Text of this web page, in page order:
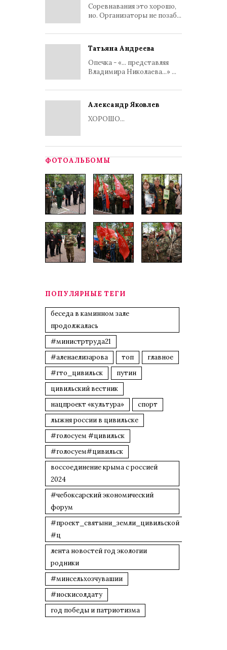
Соревнавания это хорошо,
но. Организаторы не позаб...
Татьяна Андреева
Опечка - «... представляя
Владимира Николаева...» ...
Александр Яковлев
ХОРОШО...
ФОТОАЛЬБОМЫ
ПОПУЛЯРНЫЕ ТЕГИ
беседа в каминном зале
продолжалась
#министртруда21
#аленаелизарова
топ
главное
#гто_цивильск
путин
цивильский вестник
нацпроект «культура»
спорт
лыжня россии в цивильске
#голосуем #цивильск
#голосуем#цивильск
воссоединение крыма с россией
2024
#чебоксарский экономический
форум
#проект_святыни_земли_цивильской
#ц
лента новостей год экологии
родники
#минсельхозчувашии
#носкисолдату
год победы и патриотизма